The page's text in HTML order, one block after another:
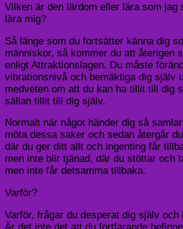
Vilken är den lärdom eller lära som jag
lära mig?
Så länge som du fortsätter känna dig
människor, så kommer du att återigen
enligt Attraktionslagen. Du måste
vibrationsnivå och bemäktiga dig själv
medveten om att du kan ha tillit till dig
sällan tillit till dig själv.
Normalt när något händer dig så
möta dessa saker och sedan återgår
där du ger ditt allt och ingenting får
men inte blir tjänad, där du stöttar och
men inte får detsamma tillbaka.
Varför?
Varför, frågar du desperat dig själv och